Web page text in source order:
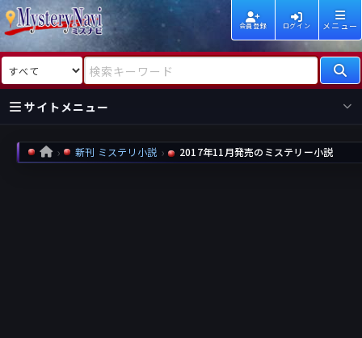
会員登録 ログイン メニュー
検索対象 検索キーワード
サイトメニュー
国内
作家
海外
作家
新着
レビュー
新刊
情報
HOME 新刊 ミステリ小説 2017年11月発売のミステリー小説